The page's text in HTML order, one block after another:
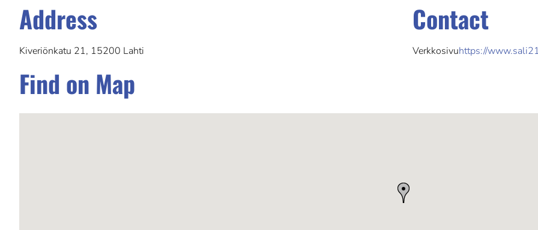
Address
Kiveriönkatu 21, 15200 Lahti
Contact
Verkkosivuhttps://
Find on Map